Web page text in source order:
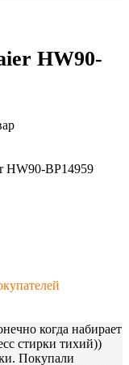
HW90-
HW90-BP14959
когда набирает
стирки тихий))
Покупали